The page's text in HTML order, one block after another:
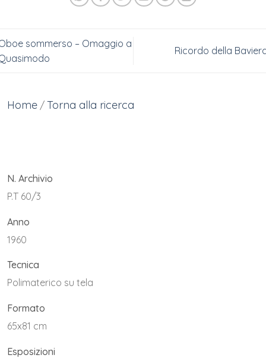
sommerso – Omaggio a
Ricordo della
Home / Torna alla ricerca
N. Archivio
P.T 60/3
Anno
1960
Tecnica
Polimaterico su tela
Formato
65x81 cm
Esposizioni